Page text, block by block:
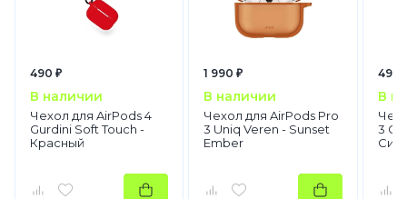
490 ₽
В наличии
Чехол для AirPods 4
Gurdini Soft Touch -
Красный
1 990 ₽
В наличии
Чехол для AirPods Pro
3 Uniq Veren - Sunset
Ember
490
В
3